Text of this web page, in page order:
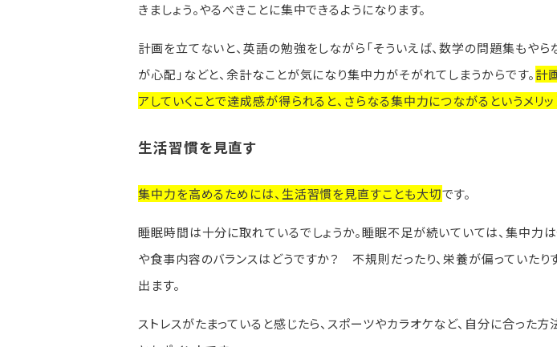
きましょう。やるべきことに集中できるようになります。
計画を立てないと、英語の勉強をしながら「そういえば、数学の問題集もやら
が心配」などと、余計なことが気になり集中力がそがれてしまうからです。計
アしていくことで達成感が得られると、さらなる集中力につながるというメリ
生活習慣を見直す
集中力を高めるためには、生活習慣を見直すことも大切です。
睡眠時間は十分に取れているでしょうか。睡眠不足が続いていては、集中力
や食事内容のバランスはどうですか？ 不規則だったり、栄養が偏っていたり
出ます。
ストレスがたまっていると感じたら、スポーツやカラオケなど、自分に合った